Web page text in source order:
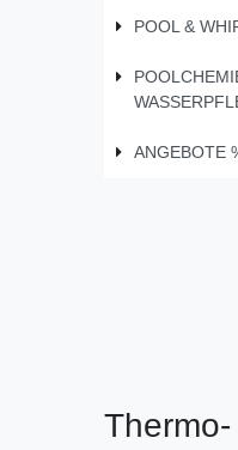
POOL &
ANGEBOTE